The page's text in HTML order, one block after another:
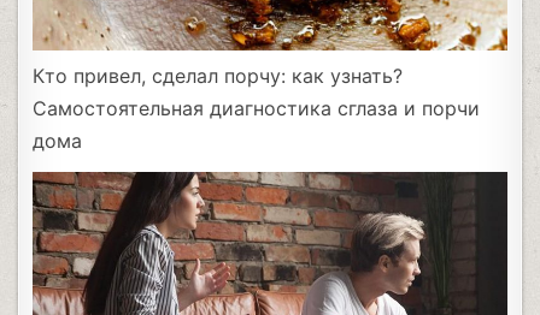
Кто привел, сделал порчу: как узнать?
Самостоятельная диагностика сглаза и порчи
дома